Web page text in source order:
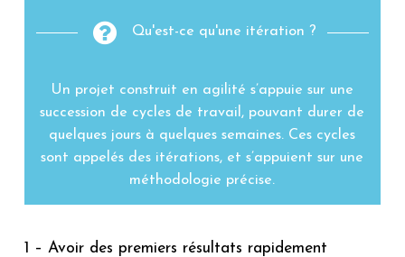
Qu'est-ce qu'une itération ?
Un projet construit en agilité s’appuie sur une
succession de cycles de travail, pouvant durer de
quelques jours à quelques semaines. Ces cycles
sont appelés des itérations, et s’appuient sur une
méthodologie précise.
1 – Avoir des premiers résultats rapidement